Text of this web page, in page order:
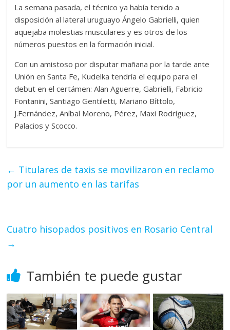
La semana pasada, el técnico ya había tenido a
disposición al lateral uruguayo Ángelo Gabrielli, quien
aquejaba molestias musculares y es otros de los
números puestos en la formación inicial.
Con un amistoso por disputar mañana por la tarde ante
Unión en Santa Fe, Kudelka tendría el equipo para el
debut en el certámen: Alan Aguerre, Gabrielli, Fabricio
Fontanini, Santiago Gentiletti, Mariano Bíttolo,
J.Fernández, Aníbal Moreno, Pérez, Maxi Rodríguez,
Palacios y Scocco.
← Titulares de taxis se movilizaron en reclamo
por un aumento en las tarifas
Cuatro hisopados positivos en Rosario Central
→
También te puede gustar